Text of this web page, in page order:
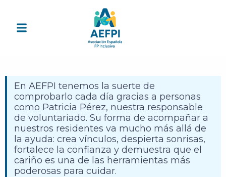
En AEFPI tenemos la suerte de
comprobarlo cada día gracias a personas
como Patricia Pérez, nuestra responsable
de voluntariado. Su forma de acompañar a
nuestros residentes va mucho más allá de
la ayuda: crea vínculos, despierta sonrisas,
fortalece la confianza y demuestra que el
cariño es una de las herramientas más
poderosas para cuidar.